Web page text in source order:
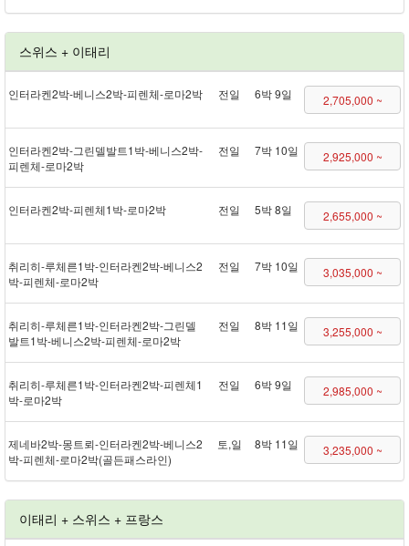
스위스 + 이태리
인터라켄 2박 - 베니스 2박 - 피렌체 - 로마 2박 전일 6박 9일 2,705,000 ~
인터라켄 2박 - 그린델발트 1박 - 베니스 2박 -
피렌체 - 로마 2박
전일 7박 10일 2,925,000 ~
인터라켄 2박 - 피렌체 1박 - 로마 2박 전일 5박 8일 2,655,000 ~
취리히 - 루체른 1박 - 인터라켄 2박 - 베니스 2
박 - 피렌체 - 로마 2박
전일 7박 10일 3,035,000 ~
취리히 - 루체른 1박 - 인터라켄 2박 - 그린델
발트 1박 - 베니스 2박 - 피렌체 - 로마 2박
전일 8박 11일 3,255,000 ~
취리히 - 루체른 1박 - 인터라켄 2박 - 피렌체 1
박 - 로마 2박
전일 6박 9일 2,985,000 ~
제네바 2박 - 몽트뢰 - 인터라켄 2박 - 베니스 2
박 - 피렌체 - 로마 2박(골든패스 라인)
토,일 8박 11일 3,235,000 ~
이태리 + 스위스 + 프랑스